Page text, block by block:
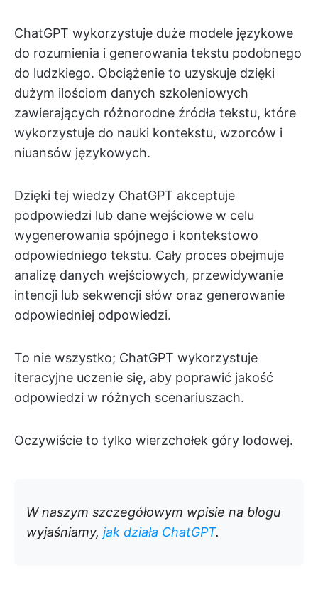
ChatGPT wykorzystuje duże modele językowe
do rozumienia i generowania tekstu podobnego
do ludzkiego. Obciążenie to uzyskuje dzięki
dużym ilościom danych szkoleniowych
zawierających różnorodne źródła tekstu, które
wykorzystuje do nauki kontekstu, wzorców i
niuansów językowych.
Dzięki tej wiedzy ChatGPT akceptuje
podpowiedzi lub dane wejściowe w celu
wygenerowania spójnego i kontekstowo
odpowiedniego tekstu. Cały proces obejmuje
analizę danych wejściowych, przewidywanie
intencji lub sekwencji słów oraz generowanie
odpowiedniej odpowiedzi.
To nie wszystko; ChatGPT wykorzystuje
iteracyjne uczenie się, aby poprawić jakość
odpowiedzi w różnych scenariuszach.
Oczywiście to tylko wierzchołek góry lodowej.
W naszym szczegółowym wpisie na blogu
wyjaśniamy, jak działa ChatGPT.